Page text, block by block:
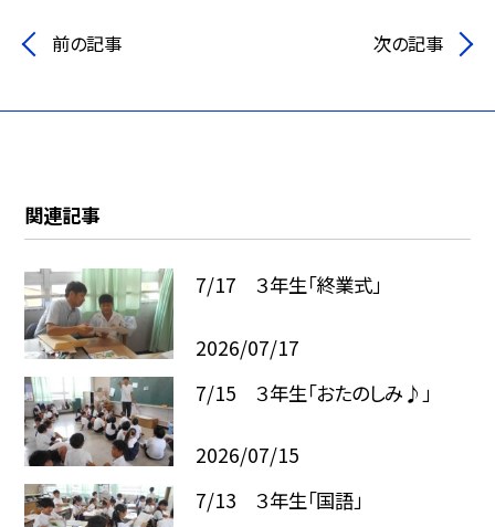
前の記事 次の記事
関連記事
7/17 ３年生「終業式」
2026/07/17
7/15 ３年生「おたのしみ♪」
2026/07/15
7/13 ３年生「国語」